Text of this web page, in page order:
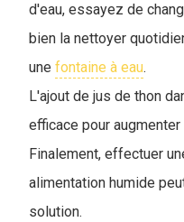
d'eau, essayez de
bien la nettoyer
une fontaine à eau.
L'ajout de jus de thon
efficace pour augmenter
Finalement, effectuer
alimentation humide
solution.